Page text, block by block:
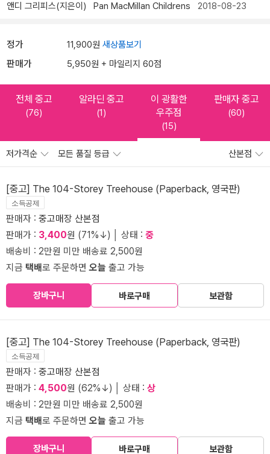
앤디 그리피스(지은이) Pan MacMillan Childrens 2018-08-23
정가 11,900원 새상품보기
판매가 5,950원 + 마일리지 60점
전체 중고
(76)
알라딘 중고
(1)
이 광활한
우주점
(15)
판매자 중고
(60)
저가격순 모든 품질 등급 산본점
[중고] The 104-Storey Treehouse (Paperback, 영국판)
소득공제
판매자 : 중고매장 산본점
판매가 : 3,400원 (71%↓) │ 상태 : 중
배송비 : 2만원 미만 배송료 2,500원
지금 택배로 주문하면오늘 출고 가능
장바구니 바로구매 보관함
[중고] The 104-Storey Treehouse (Paperback, 영국판)
소득공제
판매자 : 중고매장 산본점
판매가 : 4,500원 (62%↓) │ 상태 : 상
배송비 : 2만원 미만 배송료 2,500원
지금 택배로 주문하면오늘 출고 가능
장바구니 바로구매 보관함